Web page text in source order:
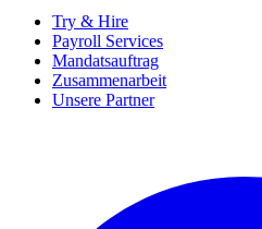
Try & Hire
Payroll Services
Mandatsauftrag
Zusammenarbeit
Unsere Partner